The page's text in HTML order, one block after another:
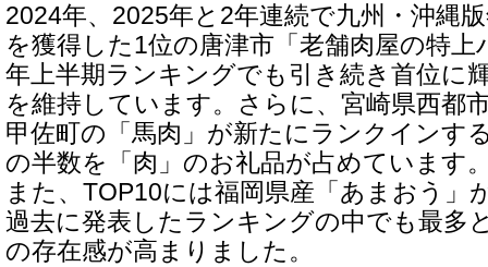
2024年、2025年と2年連続で九州・沖縄
を獲得した1位の唐津市「老舗肉屋の特
年上半期ランキングでも引き続き首位に
を維持しています。さらに、宮崎県西都
甲佐町の「馬肉」が新たにランクインす
の半数を「肉」のお礼品が占めています
また、TOP10には福岡県産「あまおう」
過去に発表したランキングの中でも最多
の存在感が高まりました。